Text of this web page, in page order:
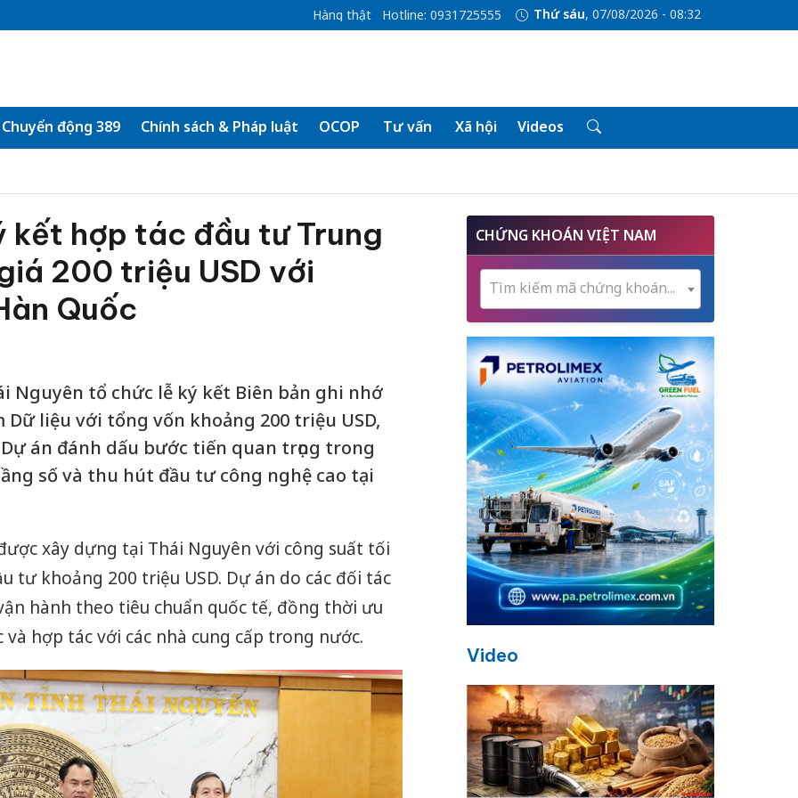
Hàng thật Hotline: 0931725555 Thứ sáu, 07/08/2026 - 08:32
Chuyển động 389 Chính sách & Pháp luật OCOP Tư vấn Xã hội Videos
kết hợp tác đầu tư Trung
200 triệu USD với
Quốc
Nguyên tổ chức lễ ký kết Biên bản ghi nhớ
liệu với tổng vốn khoảng 200 triệu USD,
án đánh dấu bước tiến quan trọng trong
số và thu hút đầu tư công nghệ cao tại
xây dựng tại Thái Nguyên với công suất tối
tư khoảng 200 triệu USD. Dự án do các đối tác
hành theo tiêu chuẩn quốc tế, đồng thời ưu
và hợp tác với các nhà cung cấp trong nước.
CHỨNG KHOÁN VIỆT NAM
Tìm kiếm mã chứng khoán...
Video